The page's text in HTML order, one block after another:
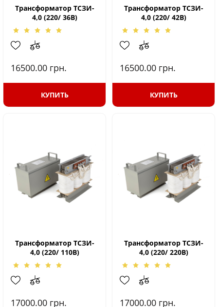
Трансформатор ТСЗИ-
4,0 (220/ 36В)
16500.00 грн.
КУПИТЬ
Трансформатор ТСЗИ-
4,0 (220/ 42В)
16500.00 грн.
КУПИТЬ
Трансформатор ТСЗИ-
4,0 (220/ 110В)
17000.00 грн.
Трансформатор ТСЗИ-
4,0 (220/ 220В)
17000.00 грн.